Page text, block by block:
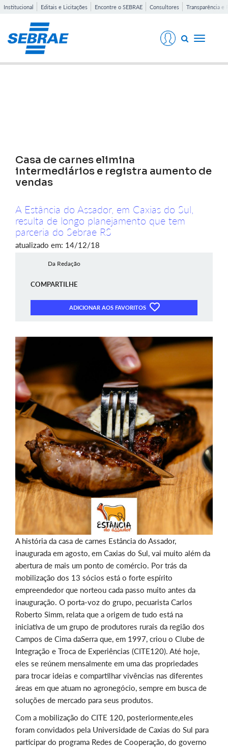
Institucional Editais e Licitações Encontre o SEBRAE Consultores Transparência e
Toggle
Casa de carnes elimina
intermediários e registra aumento de
vendas
A Estância do Assador, em Caxias do Sul,
resulta de longo planejamento que tem
parceria do Sebrae RS
atualizado em: 14/12/18
Da Redação
COMPARTILHE
ADICIONAR AOS FAVORITOS
A história da casa de carnes Estância do Assador,
inaugurada em agosto, em Caxias do Sul, vai muito além da
abertura de mais um ponto de comércio. Por trás da
mobilização dos 13 sócios está o forte espírito
empreendedor que norteou cada passo muito antes da
inauguração. O porta-voz do grupo, pecuarista Carlos
Roberto Simm, relata que a origem de tudo está na
iniciativa de um grupo de produtores rurais da região dos
Campos de Cima daSerra que, em 1997, criou o Clube de
Integração e Troca de Experiências (CITE120). Até hoje,
eles se reúnem mensalmente em uma das propriedades
para trocar ideias e compartilhar vivências nas diferentes
áreas em que atuam no agronegócio, sempre em busca de
soluções de mercado para seus produtos.
Com a mobilização do CITE 120, posteriormente,eles
foram convidados pela Universidade de Caxias do Sul para
participar do programa Redes de Cooperação, do governo